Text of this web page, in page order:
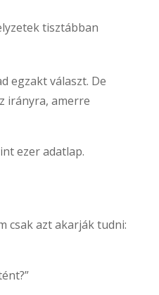
tisztábban
egzakt választ. De
irányra, amerre
ezer adatlap.
csak azt akarják tudni: